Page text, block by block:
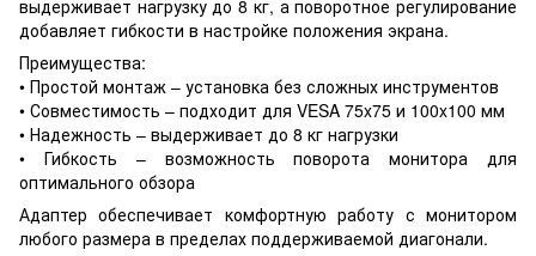
выдерживает нагрузку до 8 кг, а поворотное регулирование
добавляет гибкости в настройке положения экрана.
Преимущества:
• Простой монтаж – установка без сложных инструментов
• Совместимость – подходит для VESA 75x75 и 100x100 мм
• Надежность – выдерживает до 8 кг нагрузки
• Гибкость – возможность поворота монитора для
оптимального обзора
Адаптер обеспечивает комфортную работу с монитором
любого размера в пределах поддерживаемой диагонали.